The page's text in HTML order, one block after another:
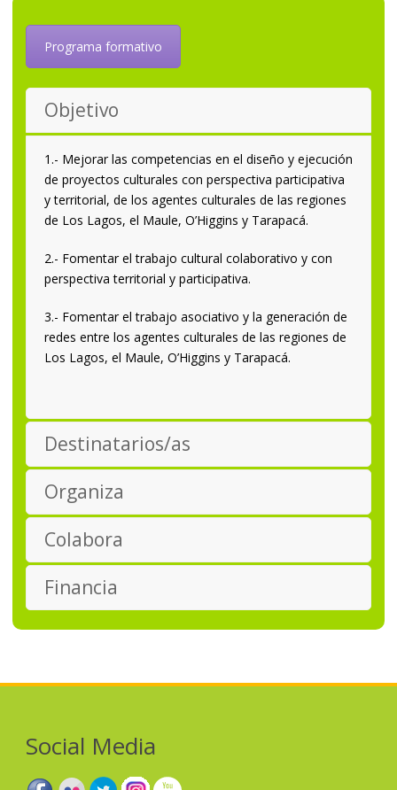
Programa formativo
Objetivo
1.- Mejorar las competencias en el diseño y ejecución
de proyectos culturales con perspectiva participativa
y territorial, de los agentes culturales de las regiones
de Los Lagos, el Maule, O’Higgins y Tarapacá.
2.- Fomentar el trabajo cultural colaborativo y con
perspectiva territorial y participativa.
3.- Fomentar el trabajo asociativo y la generación de
redes entre los agentes culturales de las regiones de
Los Lagos, el Maule, O’Higgins y Tarapacá.
Destinatarios/as
Organiza
Colabora
Financia
Social Media